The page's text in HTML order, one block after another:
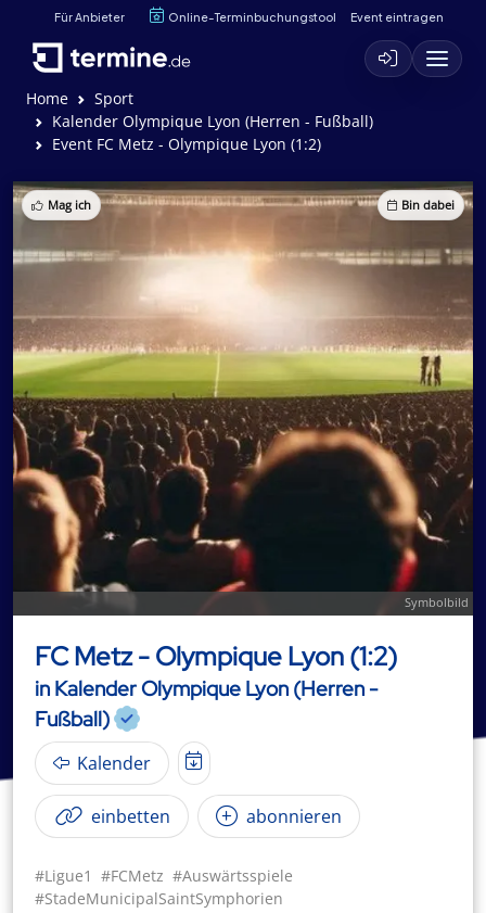
Für Anbieter Online-Terminbuchungstool Event eintragen
Home
Sport
Kalender Olympique Lyon (Herren - Fußball)
Event FC Metz - Olympique Lyon (1:2)
Mag ich Bin dabei
Symbolbild
FC Metz - Olympique Lyon (1:2)
in Kalender Olympique Lyon (Herren -
Fußball)
Kalender
einbetten abonnieren
#Ligue1 #FCMetz #Auswärtsspiele
#StadeMunicipalSaintSymphorien